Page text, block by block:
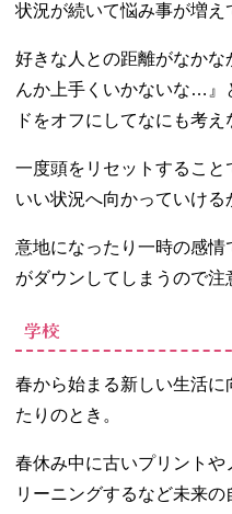
状況が続いて悩み事が増え
好きな人との距離がなか
んか上手くいかないな…』
ドをオフにしてなにも考え
一度頭をリセットすること
いい状況へ向かっていける
意地になったり一時の感
がダウンしてしまうので注
学校
春から始まる新しい生活
たりのとき。
春休み中に古いプリント
リーニングするなど未来